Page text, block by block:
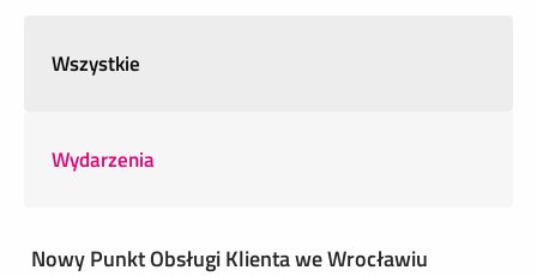
Wszystkie
Wydarzenia
Nowy Punkt Obsługi Klienta we Wrocławiu